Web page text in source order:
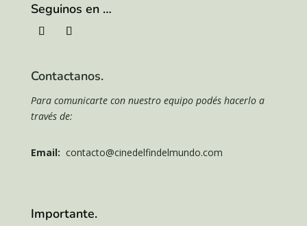
Seguinos en …
Contactanos.
Para comunicarte con nuestro equipo podés hacerlo a
través de:
Email: contacto@cinedelfindelmundo.com
Importante.